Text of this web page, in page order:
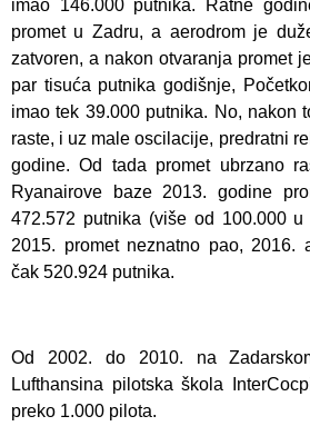
imao 146.000 putnika. Ratne
promet u Zadru, a aerodrom je
zatvoren, a nakon otvaranja promet
par tisuća putnika godišnje,
imao tek 39.000 putnika. No, nakon
raste, i uz male oscilacije, predratni
godine. Od tada promet ubrzano
Ryanairove baze 2013. godine
472.572 putnika (više od 100.000
2015. promet neznatno pao, 2016.
čak 520.924 putnika.
Od 2002. do 2010. na
Lufthansina pilotska škola
preko 1.000 pilota.